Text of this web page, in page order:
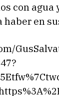
con agua
en